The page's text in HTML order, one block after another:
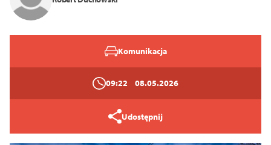
Tryb wysokiego kontrastu
Komunikacja
09:22 08.05.2026
Udostępnij